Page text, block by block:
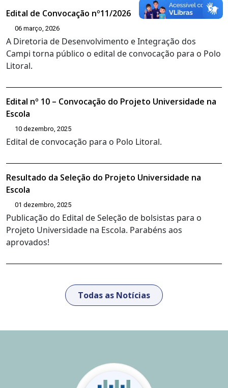
Edital de Convocação nº11/2026
06 março, 2026
A Diretoria de Desenvolvimento e Integração dos
Campi torna público o edital de convocação para o Polo
Litoral.
Edital nº 10 – Convocação do Projeto Universidade na
Escola
10 dezembro, 2025
Edital de convocação para o Polo Litoral.
Resultado da Seleção do Projeto Universidade na
Escola
01 dezembro, 2025
Publicação do Edital de Seleção de bolsistas para o
Projeto Universidade na Escola. Parabéns aos
aprovados!
Todas as Notícias